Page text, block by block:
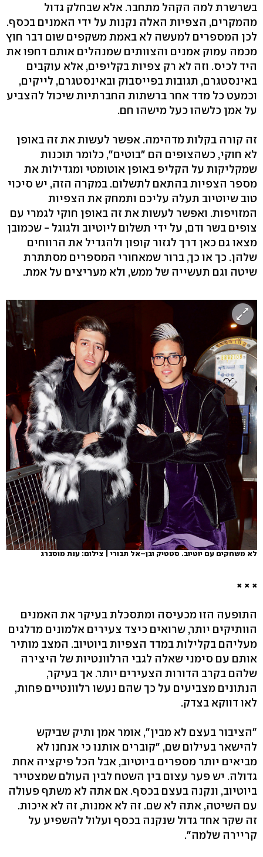
בשרשרת למה הקהל מתחבר. אלא שבחלק גדול
מהמקרים, הצפיות האלה נקנות על ידי האמנים בכסף.
לכן המספרים למעשה לא באמת משקפים שום דבר חוץ
מכמה עמוק אמנים והצוותים שמנהלים אותם דחפו את
היד לכיס. וזה לא רק צפיות בקליפים, אלא עוקבים
באינסטגרם, תגובות בפייסבוק ובאינסטגרם, לייקים,
וכמעט כל מדד אחר ברשתות החברתיות שיכול להצביע
על אמן כלשהו כעל מישהו חם.
זה קורה בקלות מדהימה. אפשר לעשות את זה באופן
לא חוקי, כשהצופים הם "בוטים", כלומר תוכנות
שמקליקות על הקליפ באופן אוטומטי ומגדילות את
מספר הצפיות בהתאם לתשלום. במקרה הזה, יש סיכוי
טוב שיוטיוב תעלה עליכם ותמחק את הצפיות
המזויפות. ואפשר לעשות את זה באופן חוקי לגמרי עם
צופים בשר ודם, על ידי תשלום ליוטיוב ולגוגל - שכמובן
מצאו גם כאן דרך לגזור קופון ולהגדיל את הרווחים
שלהן. כך או כך, ברור שמאחורי המספרים מסתתרת
שיטה וגם תעשייה של ממש, ולא מעריצים על אמת.
לא משחקים עם יוטיוב. סטטיק ובן–אל תבורי | צילום: ענת מוסברג
×
×
×
התופעה הזו מכעיסה ומתסכלת בעיקר את האמנים
הוותיקים יותר, שרואים כיצד צעירים אלמונים מדלגים
מעליהם בקלילות במדד הצפיות ביוטיוב. המצב מותיר
אותם עם סימני שאלה לגבי הרלוונטיות של היצירה
שלהם בקרב הדורות הצעירים יותר. אך בעיקר,
הנתונים מצביעים על כך שהם נעשו רלוונטיים פחות,
לאו דווקא בצדק.
"הציבור בעצם לא מבין", אומר אמן ותיק שביקש
להישאר בעילום שם, "קוברים אותנו כי אנחנו לא
מביאים יותר מספרים ביוטיוב, אבל הכל פיקציה אחת
גדולה. יש פער עצום בין השטח לבין העולם שמצטייר
ביוטיוב, ונקנה בעצם בכסף. אם אתה לא משתף פעולה
עם השיטה, אתה לא שם. זה לא אמנות, זה לא איכות.
זה שקר אחד גדול שנקנה בכסף ועלול להשפיע על
קריירה שלמה".